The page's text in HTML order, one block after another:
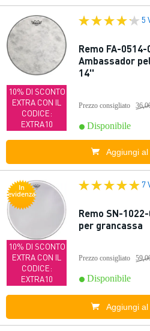
10% DI SCONTO
EXTRA CON IL
CODICE:
EXTRA10
5
Remo FA-
Ambassador
14''
Prezzo consigliato
Disponibile
Aggiungi
In
evidenza
10% DI SCONTO
EXTRA CON IL
CODICE:
EXTRA10
7
Remo SN-
per grancassa
Prezzo consigliato
Disponibile
Aggiungi